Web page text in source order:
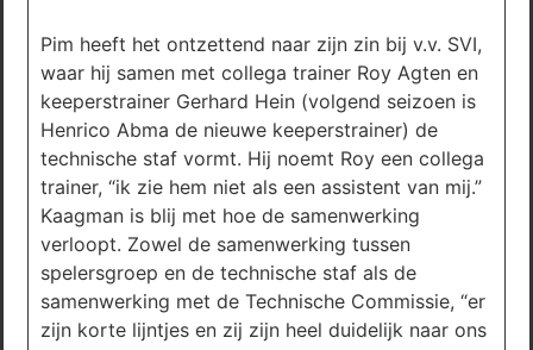
Pim heeft het ontzettend naar zijn zin bij v.v. SVI,
waar hij samen met collega trainer Roy Agten en
keeperstrainer Gerhard Hein (volgend seizoen is
Henrico Abma de nieuwe keeperstrainer) de
technische staf vormt. Hij noemt Roy een collega
trainer, “ik zie hem niet als een assistent van mij.”
Kaagman is blij met hoe de samenwerking
verloopt. Zowel de samenwerking tussen
spelersgroep en de technische staf als de
samenwerking met de Technische Commissie, “er
zijn korte lijntjes en zij zijn heel duidelijk naar ons